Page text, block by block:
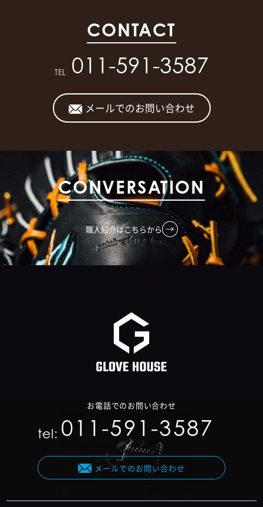
CONTACT
TEL 011-591-3587
メールでのお問い合わせ
CONVERSATION
職人紹介はこちらから
お電話でのお問い合わせ
tel: 011-591-3587
メールでのお問い合わせ